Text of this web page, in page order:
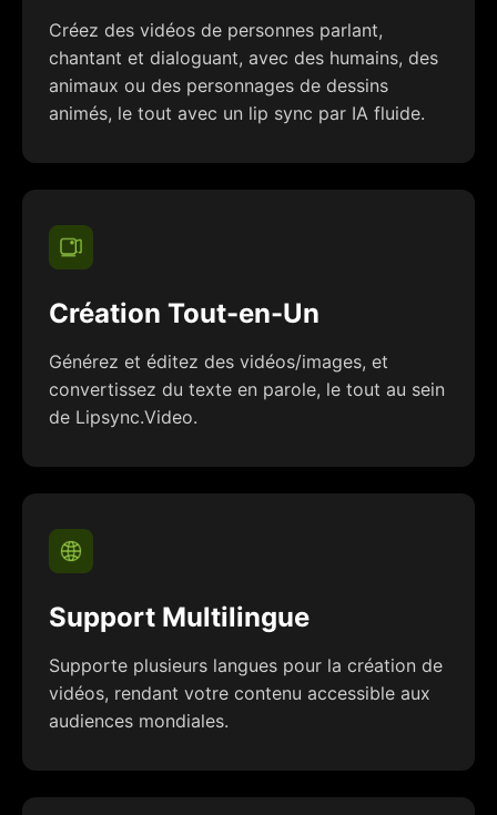
Créez des vidéos de personnes parlant,
chantant et dialoguant, avec des humains, des
animaux ou des personnages de dessins
animés, le tout avec un lip sync par IA fluide.
Création Tout-en-Un
Générez et éditez des vidéos/images, et
convertissez du texte en parole, le tout au sein
de Lipsync.Video.
Support Multilingue
Supporte plusieurs langues pour la création de
vidéos, rendant votre contenu accessible aux
audiences mondiales.